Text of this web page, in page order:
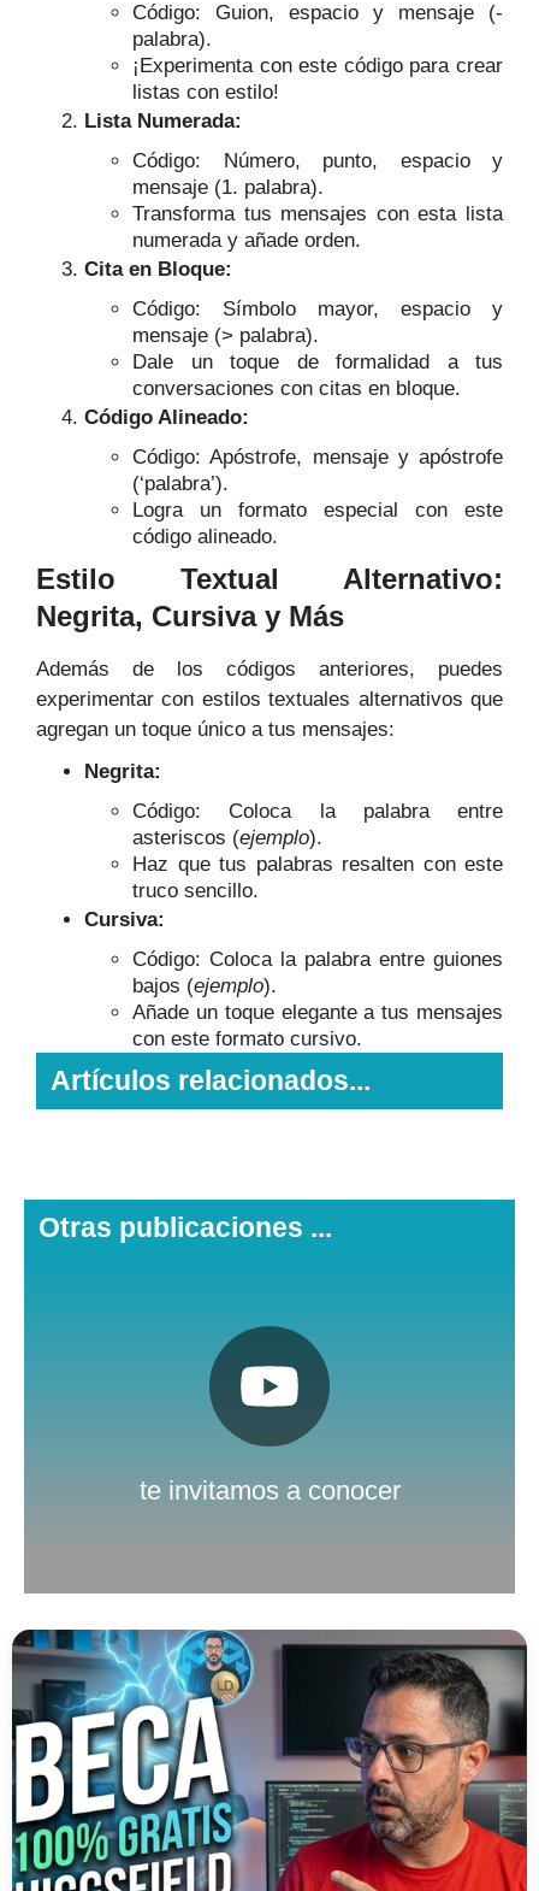
Código: Guion, espacio y mensaje (-
palabra).
¡Experimenta con este código para crear
listas con estilo!
Lista Numerada:
Código: Número, punto, espacio y
mensaje (1. palabra).
Transforma tus mensajes con esta lista
numerada y añade orden.
Cita en Bloque:
Código: Símbolo mayor, espacio y
mensaje (> palabra).
Dale un toque de formalidad a tus
conversaciones con citas en bloque.
Código Alineado:
Código: Apóstrofe, mensaje y apóstrofe
(‘palabra’).
Logra un formato especial con este
código alineado.
Estilo Textual Alternativo:
Negrita, Cursiva y Más
Además de los códigos anteriores, puedes
experimentar con estilos textuales alternativos que
agregan un toque único a tus mensajes:
Negrita:
Código: Coloca la palabra entre
asteriscos (ejemplo).
Haz que tus palabras resalten con este
truco sencillo.
Cursiva:
Código: Coloca la palabra entre guiones
bajos (ejemplo).
Añade un toque elegante a tus mensajes
con este formato cursivo.
Artículos relacionados...
Otras publicaciones ...
te invitamos a conocer
Pulsa aquí